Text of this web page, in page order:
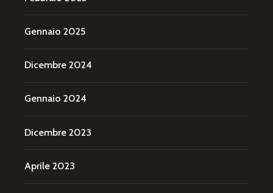
Gennaio 2025
Dicembre 2024
Gennaio 2024
Dicembre 2023
Aprile 2023